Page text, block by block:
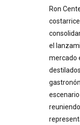
Ron
el
mercado